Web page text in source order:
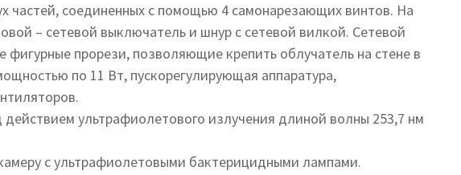
частей, соединенных с помощью 4 самонарезающих винтов. На
– сетевой выключатель и шнур с сетевой вилкой. Сетевой
прорези, позволяющие крепить облучатель на стене в
по 11 Вт, пускорегулирующая аппаратура,
ультрафиолетового излучения длиной волны 253,7 нм
с ультрафиолетовыми бактерицидными лампами.